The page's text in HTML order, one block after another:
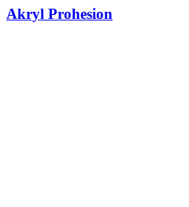
Akryl Prohesion